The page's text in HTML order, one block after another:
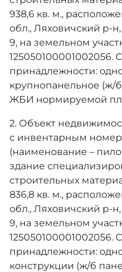
938,6 кв. м.,
обл., Ляховичский р-
9, на земельном
125050100001002056.
принадлежности:
крупнопанельное (ж/
ЖБИ нормируемой
2. Объект
с инвентарным
(наименование –
здание
строительных
836,8 кв. м.,
обл., Ляховичский р-
9, на земельном
125050100001002056.
принадлежности:
конструкции (ж/б